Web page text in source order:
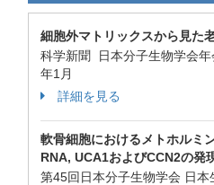
細胞外マトリックスから見た
科学新聞 日本分子生物学会
年1月
詳細を見る
軟骨細胞におけるメトホル
RNA, UCA1およびCCN2の発
第45回日本分子生物学会 日本